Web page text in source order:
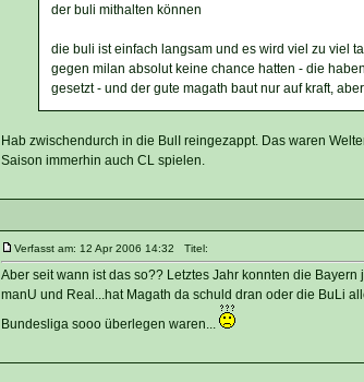
der buli mithalten können
die buli ist einfach langsam und es wird viel zu viel
gegen milan absolut keine chance hatten - die
gesetzt - und der gute magath baut nur auf kraft,
Hab zwischendurch in die BulI reingezappt. Das waren
Saison immerhin auch CL spielen.
Verfasst am: 12 Apr 2006 14:32 Titel:
Aber seit wann ist das so?? Letztes Jahr konnten die
manU und Real...hat Magath da schuld dran oder die BuLi
Bundesliga sooo überlegen waren...